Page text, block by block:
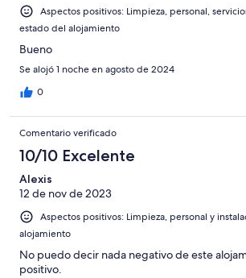
Mediocre
Horrible
Aspectos positivos: Limpieza, personal,
estado del alojamiento
Bueno
Se alojó 1 noche en agosto de 2024
0
Comentario verificado
10/10 Excelente
Alexis
12 de nov de 2023
Aspectos positivos: Limpieza, personal y
alojamiento
No puedo decir nada negativo de este
positivo.